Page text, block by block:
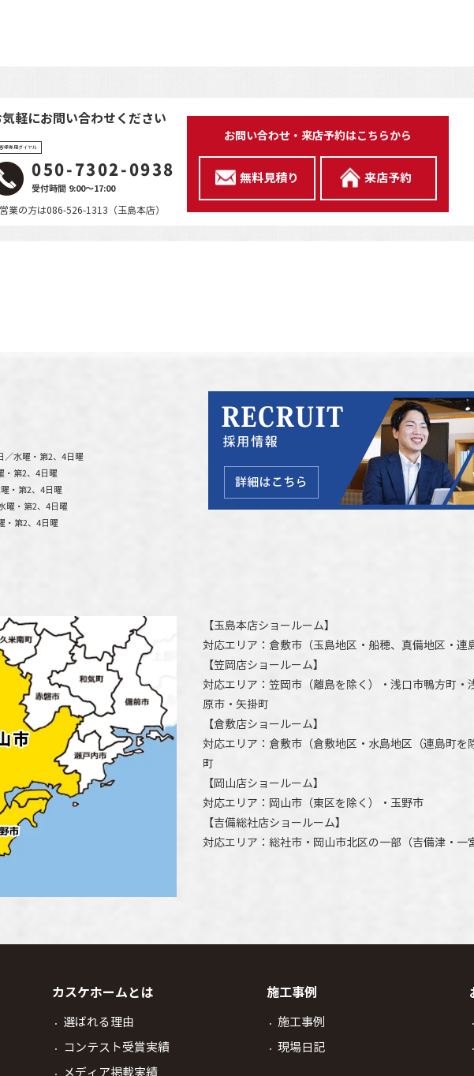
軽にお問い合わせください
様専用ダイヤル
050-7302-0938
受付時間 9:00～17:00
業の方は086-526-1313（玉島本店）
お問い合わせ・来店予約はこちらから
無料見積り 来店予約
／水曜・第2、4日曜
・第2、4日曜
・第2、4日曜
曜・第2、4日曜
・第2、4日曜
【玉島本店ショールーム】
対応エリア： 倉敷市 （玉島地区・船穂、真備地区・連
【笠岡店ショールーム】
対応エリア： 笠岡市（離島を除く） ・ 浅口市鴨方町・
原市 ・矢掛町
【倉敷店ショールーム】
対応エリア： 倉敷市 （倉敷地区・水島地区（連島町
町
【岡山店ショールーム】
対応エリア： 岡山市 （東区を除く）・玉野市
【吉備総社店ショールーム】
対応エリア： 総社市 ・ 岡山市北区の一部（吉備津・一
カスケホームとは
選ばれる理由
コンテスト受賞実績
メディア掲載実績
施工事例
施工事例
現場日記